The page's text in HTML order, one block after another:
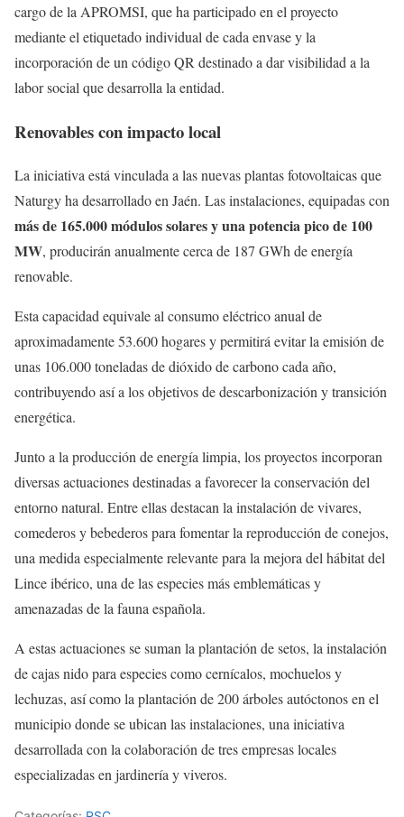
cargo de la APROMSI, que ha participado en el proyecto
mediante el etiquetado individual de cada envase y la
incorporación de un código QR destinado a dar visibilidad a la
labor social que desarrolla la entidad.
Renovables con impacto local
La iniciativa está vinculada a las nuevas plantas fotovoltaicas que
Naturgy ha desarrollado en Jaén. Las instalaciones, equipadas con
más de 165.000 módulos solares y una potencia pico de 100
MW, producirán anualmente cerca de 187 GWh de energía
renovable.
Esta capacidad equivale al consumo eléctrico anual de
aproximadamente 53.600 hogares y permitirá evitar la emisión de
unas 106.000 toneladas de dióxido de carbono cada año,
contribuyendo así a los objetivos de descarbonización y transición
energética.
Junto a la producción de energía limpia, los proyectos incorporan
diversas actuaciones destinadas a favorecer la conservación del
entorno natural. Entre ellas destacan la instalación de vivares,
comederos y bebederos para fomentar la reproducción de conejos,
una medida especialmente relevante para la mejora del hábitat del
Lince ibérico, una de las especies más emblemáticas y
amenazadas de la fauna española.
A estas actuaciones se suman la plantación de setos, la instalación
de cajas nido para especies como cernícalos, mochuelos y
lechuzas, así como la plantación de 200 árboles autóctonos en el
municipio donde se ubican las instalaciones, una iniciativa
desarrollada con la colaboración de tres empresas locales
especializadas en jardinería y viveros.